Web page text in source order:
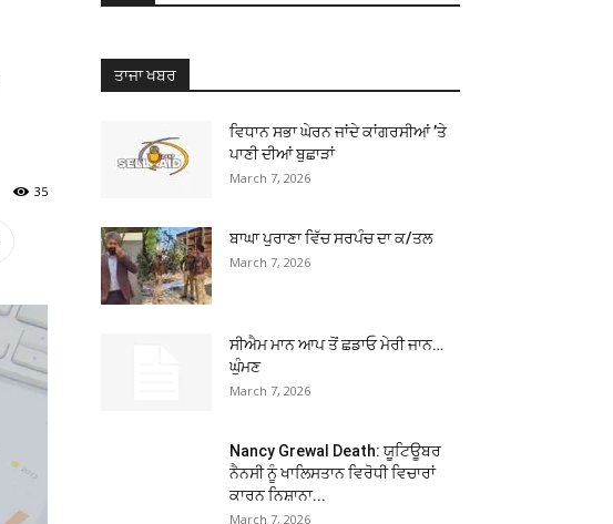
35
ਤਾਜਾ ਖਬਰ
ਵਿਧਾਨ ਸਭਾ ਘੇਰਨ ਜਾਂਦੇ ਕਾਂਗਰਸੀਆਂ ’ਤੇ
ਪਾਣੀ ਦੀਆਂ ਬੁਛਾੜਾਂ
March 7, 2026
ਬਾਘਾ ਪੁਰਾਣਾ ਵਿੱਚ ਸਰਪੰਚ ਦਾ ਕ/ਤਲ
March 7, 2026
ਸੀਐਮ ਮਾਨ ਆਪ ਤੋਂ ਛਡਾਓ ਮੇਰੀ ਜਾਨ…
ਘੁੰਮਣ
March 7, 2026
Nancy Grewal Death: ਯੂਟਿਊਬਰ
ਨੈਨਸੀ ਨੂੰ ਖਾਲਿਸਤਾਨ ਵਿਰੋਧੀ ਵਿਚਾਰਾਂ
ਕਾਰਨ ਨਿਸ਼ਾਨਾ...
March 7, 2026